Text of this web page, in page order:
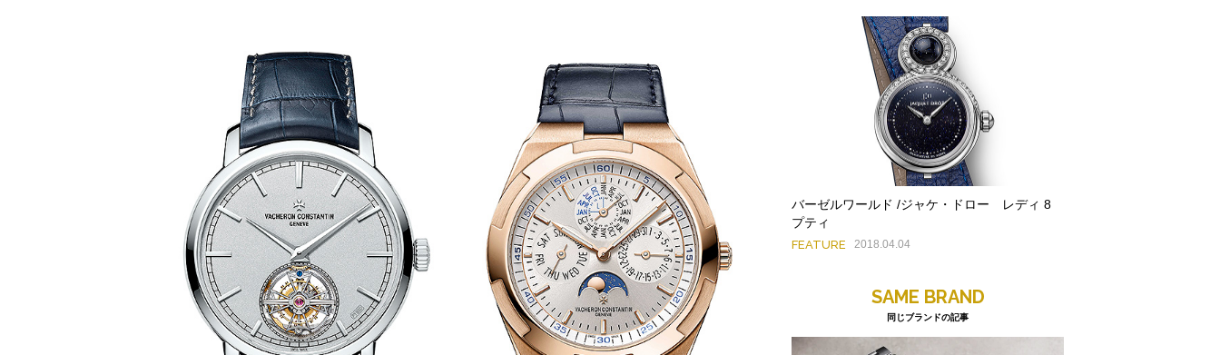
バーゼルワールド /ジャケ・ドロー レディ 8
プティ
FEATURE 2018.04.04
SAME BRAND
同じブランドの記事